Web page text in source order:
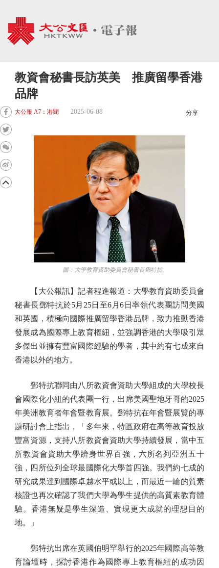
教資會秘書長訪英美 推廣留學香港
品牌
大公報 A7：港聞 2025-06-08 分享
圖：大學教育資助委員會秘書長鄧特抗。
【大公報訊】記者程進報道：大學教育資助委員會
秘書長鄧特抗於5月25日至6月6日率領代表團訪問美國
和英國，積極向國際推廣留學香港品牌，致力推動香港
發展成為國際專上教育樞紐，並強調香港的大學吸引眾
多傑出並擁有豐富國際經驗的學者，其中約有七成來自
香港以外的地方。
鄧特抗聯同由八所教資會資助大學組成的大學校長
會國際化小組的代表團一行，出席美國聖地牙哥的2025
年美洲教育者年會暨教育展。鄧特抗在年會暨展覽的專
題研討會上指出，「多年來，特區政府在高等教育投放
豐富資源，支持八所教資會資助大學持續發展，當中五
所教資會資助大學躋身世界百強，六所名列亞洲五十
強，四所位列全球最國際化大學首四強。我們約七成的
研究成果達到國際卓越水平或以上，而最近一輪的質素
核證也再次確認了我們大學為學生提供的高質素教育體
驗。香港無疑是學生深造、實現更大成就的理想目的
地。」
鄧特抗出席在英國伯明罕舉行的2025年國際高等教
育論壇時，探討香港作為國際專上教育樞紐的成功因